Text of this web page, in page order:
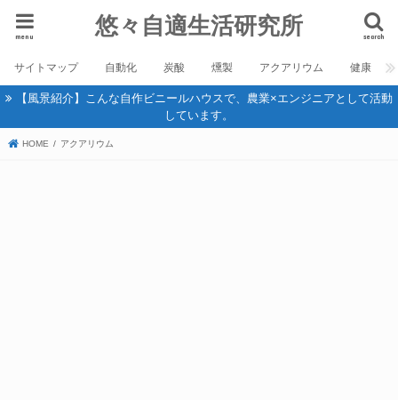
悠々自適生活研究所 search
menu
サイトマップ 自動化 炭酸 燻製 アクアリウム 健康
【風景紹介】こんな自作ビニールハウスで、農業×エンジニアとして活動
しています。
HOME アクアリウム